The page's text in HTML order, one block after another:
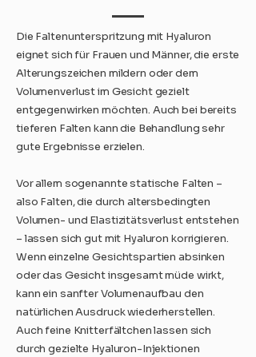
Die Faltenunterspritzung mit Hyaluron
eignet sich für Frauen und Männer, die erste
Alterungszeichen mildern oder dem
Volumenverlust im Gesicht gezielt
entgegenwirken möchten. Auch bei bereits
tieferen Falten kann die Behandlung sehr
gute Ergebnisse erzielen.
Vor allem sogenannte statische Falten –
also Falten, die durch altersbedingten
Volumen- und Elastizitätsverlust entstehen
– lassen sich gut mit Hyaluron korrigieren.
Wenn einzelne Gesichtspartien absinken
oder das Gesicht insgesamt müde wirkt,
kann ein sanfter Volumenaufbau den
natürlichen Ausdruck wiederherstellen.
Auch feine Knitterfältchen lassen sich
durch gezielte Hyaluron-Injektionen